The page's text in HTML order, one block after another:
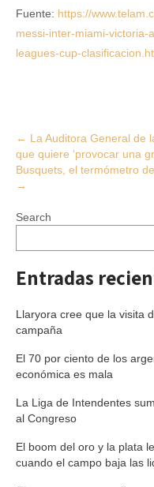
Fuente: https://
messi-inter-miami-
leagues-cup-
Post
navigation
← La Auditora General de
que quiere ‘provocar una
Busquets, el termómetro
→
Search
Entradas
Llaryora cree que la visita
campaña
El 70 por ciento de los
económica es mala
La Liga de Intendentes
al Congreso
El boom del oro y la plata
cuando el campo baja las